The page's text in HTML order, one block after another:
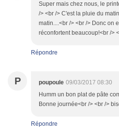
Super mais chez nous, le
/> <br /> C'est la pluie du
matin....<br /> <br /> Donc on
réconfortent beaucoup!<br />
Répondre
P poupoule 09/03/2017 08:30
Humm un bon plat de pâte
Bonne journée<br /> <br />
Répondre